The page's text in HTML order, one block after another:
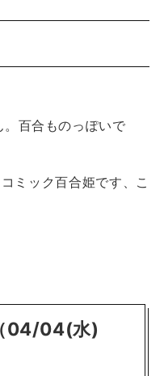
百合ものっぽいで
ミック百合姫です、こ
04/04(水)